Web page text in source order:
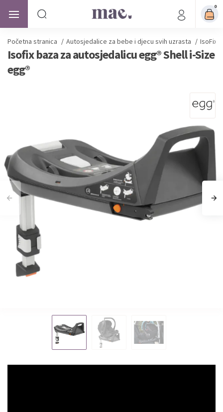
0
Početna stranica / Autosjedalice za bebe i djecu svih uzrasta / IsoFix
Isofix baza za autosjedalicu egg® Shell i-Size
egg®